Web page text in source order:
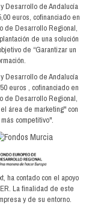
Desarrollo de Andalucía
euros, cofinanciado en
de Desarrollo Regional,
de una solución
de “Garantizar un
Desarrollo de Andalucía
euros , cofinanciado en
de Desarrollo Regional,
área de marketing" con
competitivo".
ha contado con el apoyo
La finalidad de este
y de su entorno.